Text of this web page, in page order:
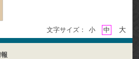
文字サイズ： 小 中 大